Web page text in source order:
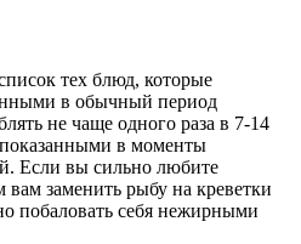
тех блюд, которые
в обычный период
не чаще одного раза в 7-14
в моменты
Если вы сильно любите
заменить рыбу на креветки
побаловать себя нежирными